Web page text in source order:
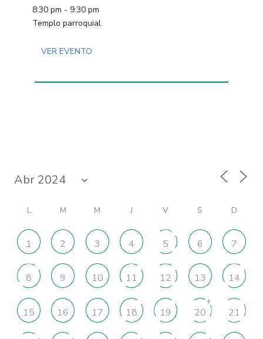
8:30 pm - 9:30 pm
Templo parroquial
VER EVENTO
L M M J V S D
1 2 3 4 5 6 7
8 9 10 11 12 13 14
15 16 17 18 19 20
+
21